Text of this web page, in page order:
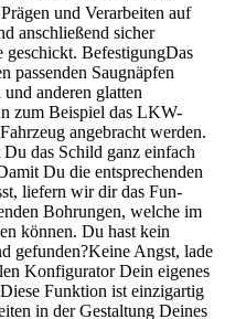
und Verarbeiten auf
anschließend sicher
geschickt. BefestigungDas
passenden Saugnäpfen
anderen glatten
zum Beispiel das LKW-
angebracht werden.
das Schild ganz einfach
Du die entsprechenden
liefern wir dir das Fun-
Bohrungen, welche im
können. Du hast kein
gefunden?Keine Angst, lade
Konfigurator Dein eigenes
Funktion ist einzigartig
in der Gestaltung Deines